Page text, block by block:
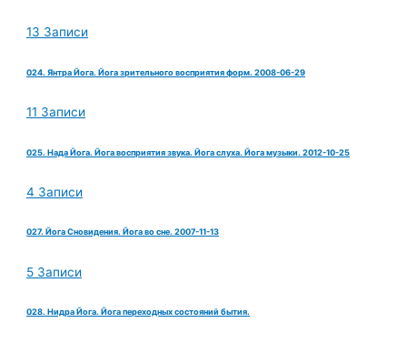
13 Записи
024. Янтра Йога. Йога зрительного восприятия форм. 2008-06-29
11 Записи
025. Нада Йога. Йога восприятия звука. Йога слуха. Йога музыки. 2012-10-25
4 Записи
027. Йога Сновидения. Йога во сне. 2007-11-13
5 Записи
028. Нидра Йога. Йога переходных состояний бытия.